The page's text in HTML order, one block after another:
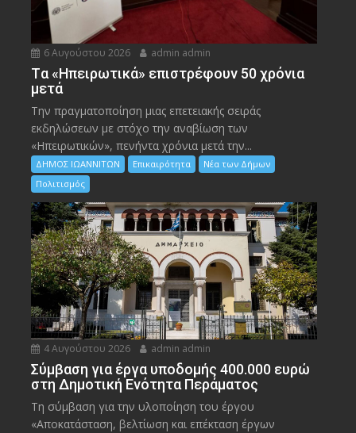
6 Αυγούστου 2026 admin admin
Tα «Ηπειρωτικά» επιστρέφουν 50 χρόνια
μετά
Την πραγματοποίηση μιας επετειακής σειράς
εκδηλώσεων με στόχο την αναβίωση των
«Ηπειρωτικών», πενήντα χρόνια μετά την...
ΔΗΜΟΣ ΙΩΑΝΝΙΤΩΝ Επικαιρότητα
Νέα των Δήμων
Πολιτισμός
4 Αυγούστου 2026 admin admin
Σύμβαση για έργα υποδομής 400.000 ευρώ
στη Δημοτική Ενότητα Περάματος
Τη σύμβαση για την υλοποίηση του έργου
«Αποκατάσταση, βελτίωση και επέκταση έργων